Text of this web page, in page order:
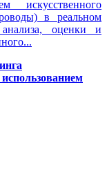
искусственного
в реальном
оценки и